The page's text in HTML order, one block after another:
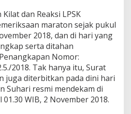
dan Reaksi LPSK
maraton sejak pukul
2018, dan di hari yang
serta ditahan
Nomor:
2018. Tak hanya itu, Surat
juga diterbitkan pada dini hari
Suhari resmi mendekam di
WIB, 2 November 2018.